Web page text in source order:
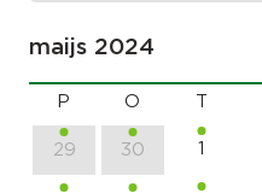
maijs 2024
P O
29 30 1